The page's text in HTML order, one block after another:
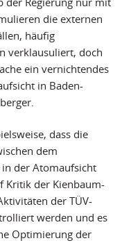
die externen
häufig
verklausuliert, doch
ein vernichtendes
in Baden-
dass die
dem
der Atomaufsicht
Kritik der Kienbaum-
der TÜV-
werden und es
Optimierung der